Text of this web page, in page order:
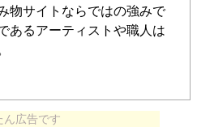
物サイトならではの強みで
あるアーティストや職人は
ん広告です